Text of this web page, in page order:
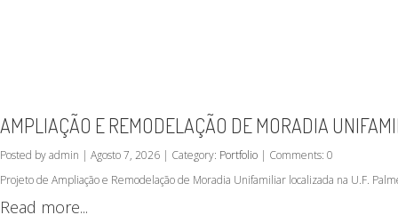
AMPLIAÇÃO E REMODELAÇÃO DE MORADIA
Posted by admin | Agosto 7, 2026 | Category: Portfolio | Comments: 0
Projeto de Ampliação e Remodelação de Moradia Unifamiliar localizada na U.F.
Read more...